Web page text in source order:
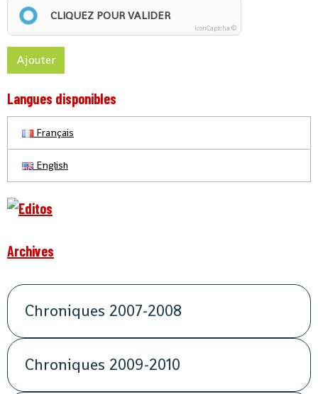
CLIQUEZ POUR VALIDER
IconCaptcha ©
Ajouter
Langues disponibles
Français
English
Archives
Chroniques 2007-2008
Chroniques 2009-2010